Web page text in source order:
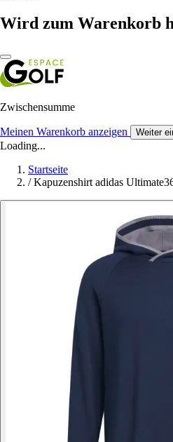
Wird zum Warenkorb
Zwischensumme
Meinen Warenkorb anzeigen Weiter
Loading...
Startseite
/ Kapuzenshirt adidas